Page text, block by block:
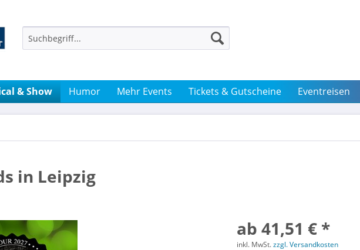
& Show Humor Mehr Events Tickets & Gutscheine Eventreisen
in Leipzig
ab 41,51 € *
inkl. MwSt.zzgl. Versandkosten